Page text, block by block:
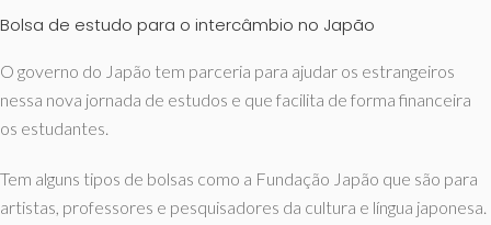
Bolsa de estudo para o intercâmbio no Japão
O governo do Japão tem parceria para ajudar os estrangeiros
nessa nova jornada de estudos e que facilita de forma financeira
os estudantes.
Tem alguns tipos de bolsas como a Fundação Japão que são para
artistas, professores e pesquisadores da cultura e língua japonesa.